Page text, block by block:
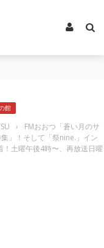
お知らせ
館
›
FMおおつ「蒼い月のサ
」！そして「祭nine.」イン
！土曜午後4時〜、再放送日曜